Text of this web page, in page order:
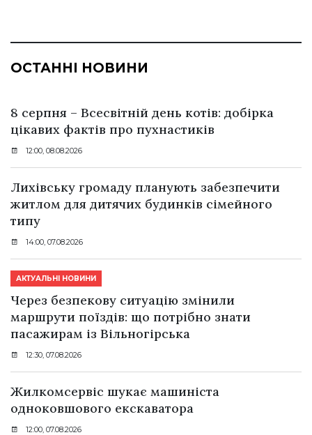
ОСТАННІ НОВИНИ
8 серпня – Всесвітній день котів: добірка
цікавих фактів про пухнастиків
12:00, 08.08.2026
Лихівську громаду планують забезпечити
житлом для дитячих будинків сімейного
типу
14:00, 07.08.2026
АКТУАЛЬНІ НОВИНИ
Через безпекову ситуацію змінили
маршрути поїздів: що потрібно знати
пасажирам із Вільногірська
12:30, 07.08.2026
Жилкомсервіс шукає машиніста
одноковшового екскаватора
12:00, 07.08.2026